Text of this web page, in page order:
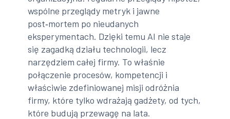
wspólne przeglądy metryk i jawne
post‑mortem po nieudanych
eksperymentach. Dzięki temu AI nie staje
się zagadką działu technologii, lecz
narzędziem całej firmy. To właśnie
połączenie procesów, kompetencji i
właściwie zdefiniowanej misji odróżnia
firmy, które tylko wdrażają gadżety, od tych,
które budują przewagę na lata.